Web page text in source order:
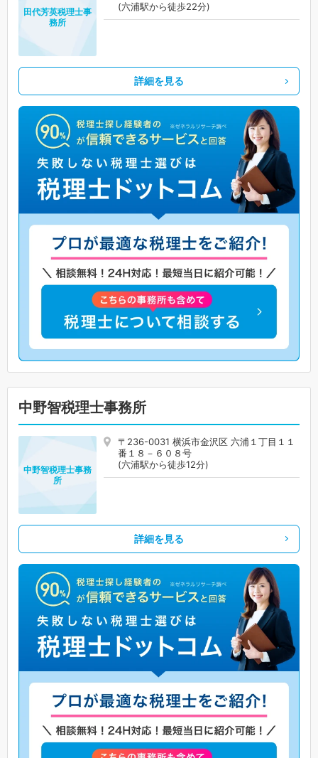
(六浦駅から徒歩22分)
田代芳英税理士事
務所
詳細を見る
中野智税理士事務所
〒236-0031 横浜市金沢区 六浦１丁目１１
番１８－６０８号
(六浦駅から徒歩12分)
中野智税理士事務
所
詳細を見る